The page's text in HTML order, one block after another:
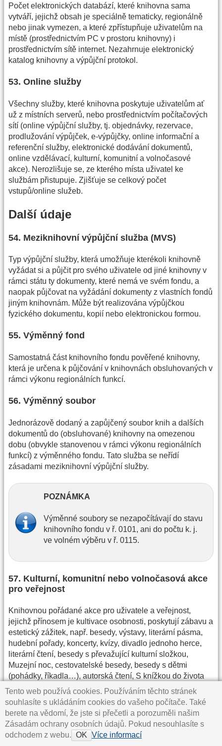
Počet elektronických databází, které knihovna sama
vytváří, jejichž obsah je speciálně tematicky, regionálně
nebo jinak vymezen, a které zpřístupňuje uživatelům na
místě (prostřednictvím PC v prostoru knihovny) i
prostřednictvím sítě internet. Nezahrnuje elektronický
katalog knihovny a výpůjční protokol.
53. Online služby
Všechny služby, které knihovna poskytuje uživatelům ať
už z místních serverů, nebo prostřednictvím počítačových
sítí (online výpůjční služby, tj. objednávky, rezervace,
prodlužování výpůjček, e-výpůjčky, online informační a
referenční služby, elektronické dodávání dokumentů,
online vzdělávací, kulturní, komunitní a volnočasové
akce). Nerozlišuje se, ze kterého místa uživatel ke
službám přistupuje. Zjišťuje se celkový počet
vstupů/online služeb.
Další údaje
54. Meziknihovní výpůjční služba (MVS)
Typ výpůjční služby, která umožňuje kterékoli knihovně
vyžádat si a půjčit pro svého uživatele od jiné knihovny v
rámci státu ty dokumenty, které nemá ve svém fondu, a
naopak půjčovat na vyžádání dokumenty z vlastních fondů
jiným knihovnám. Může být realizována výpůjčkou
fyzického dokumentu, kopií nebo elektronickou formou.
55. Výměnný fond
Samostatná část knihovního fondu pověřené knihovny,
která je určena k půjčování v knihovnách obsluhovaných v
rámci výkonu regionálních funkcí.
56. Výměnný soubor
Jednorázově dodaný a zapůjčený soubor knih a dalších
dokumentů do (obsluhované) knihovny na omezenou
dobu (obvykle stanovenou v rámci výkonu regionálních
funkcí) z výměnného fondu. Tato služba se neřídí
zásadami meziknihovní výpůjční služby.
POZNÁMKA
Výměnné soubory se nezapočítávají do stavu
knihovního fondu v ř. 0101, ani do počtu k. j.
ve volném výběru v ř. 0115.
57. Kulturní, komunitní nebo volnočasová akce
pro veřejnost
Knihovnou pořádané akce pro uživatele a veřejnost,
jejichž přínosem je kultivace osobnosti, poskytují zábavu a
estetický zážitek, např. besedy, výstavy, literární pásma,
hudební pořady, koncerty, kvízy, divadlo jednoho herce,
literární čtení, besedy s převažující kulturní složkou,
Muzejní noc, cestovatelské besedy, besedy s dětmi
(pohádky, říkadla…), autorská čtení, S knížkou do života
(Bookstart), pasování prvňáčků, Knížka pro prvňáčka, Noc
s Andersenem, Lovci perel, soutěže, hraní společenských
her, výtvarné, tvůrčí dílny, vyhodnocení soutěží, filmové
projekce, divadelní představení, křty knih, recitační pásma,
vernisáže výstav, komunitní, pohybové a relaxační aktivity.
Nezahrnují se nástěnky a drobné výstavky (např. novinek).
Tento web používá cookies. Používáním těchto stránek
souhlasíte s ukládáním cookies do vašeho počítače. Také
berete na vědomí, že jste si přečetli a porozuměli našim
Zásadám ochrany osobních údajů. Pokud nesouhlasíte s
odchodem z webu. OK Více informací